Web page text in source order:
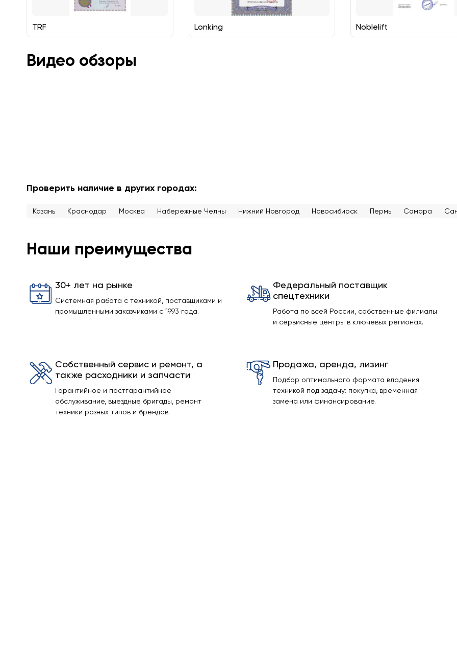
TRF Lonking Noblelift
Видео обзоры
Проверить наличие в других городах:
Казань Краснодар Москва Набережные Челны Нижний Новгород Новосибирск Пермь Самара
Наши преимущества
30+ лет на рынке
Системная работа с техникой, поставщиками и
промышленными заказчиками с 1993 года.
Федеральный поставщик
спецтехники
Работа по всей России, собственные филиалы
и сервисные центры в ключевых регионах.
Собственный сервис и ремонт, а
также расходники и запчасти
Гарантийное и постгарантийное
обслуживание, выездные бригады, ремонт
техники разных типов и брендов.
Продажа, аренда, лизинг
Подбор оптимального формата владения
техникой под задачу: покупка, временная
замена или финансирование.